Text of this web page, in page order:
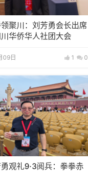
聚川：刘芳勇会长出席
华侨华人社团大会
09日 1 0
观礼9·3阅兵：拳拳赤